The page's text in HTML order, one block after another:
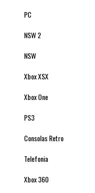
PC
NSW 2
NSW
Xbox XSX
Xbox One
PS3
Consolas Retro
Telefonia
Xbox 360